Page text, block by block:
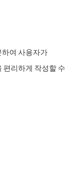
여 사용자가
편리하게 작성할 수